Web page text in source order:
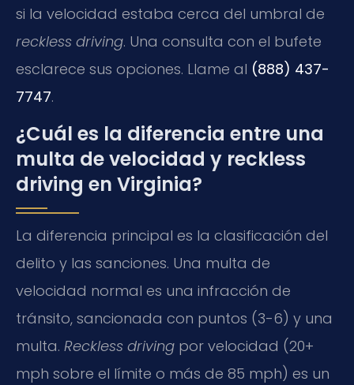
si la velocidad estaba cerca del umbral de
reckless driving. Una consulta con el bufete
esclarece sus opciones. Llame al (888) 437-
7747.
¿Cuál es la diferencia entre una
multa de velocidad y reckless
driving en Virginia?
La diferencia principal es la clasificación del
delito y las sanciones. Una multa de
velocidad normal es una infracción de
tránsito, sancionada con puntos (3-6) y una
multa. Reckless driving por velocidad (20+
mph sobre el límite o más de 85 mph) es un